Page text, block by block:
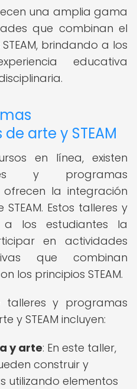
una amplia gama
que combinan el
brindando a los
educativa
arte y STEAM
en línea, existen
y programas
la integración
Estos talleres y
los estudiantes la
en actividades
que combinan
los principios STEAM.
talleres y programas
y STEAM incluyen:
y arte: En este taller,
construir y
utilizando elementos